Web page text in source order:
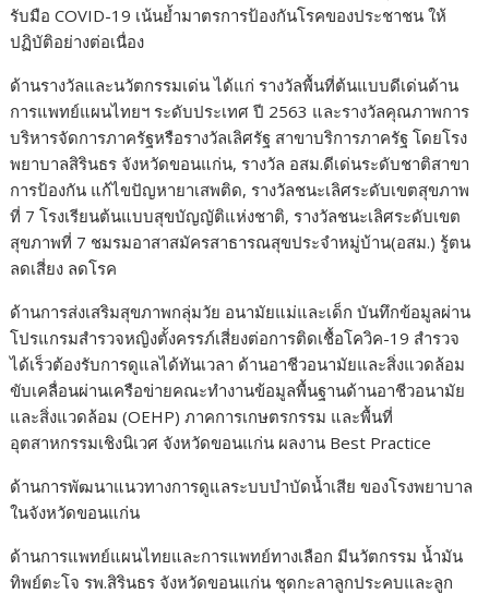
รับมือ COVID-19 เน้นย้ำมาตรการป้องกันโรคของประชาชน ให้
ปฏิบัติอย่างต่อเนื่อง
ด้านรางวัลและนวัตกรรมเด่น ได้แก่ รางวัลพื้นที่ต้นแบบดีเด่นด้าน
การแพทย์แผนไทยฯ ระดับประเทศ ปี 2563 และรางวัลคุณภาพการ
บริหารจัดการภาครัฐหรือรางวัลเลิศรัฐ สาขาบริการภาครัฐ โดยโรง
พยาบาลสิรินธร จังหวัดขอนแก่น, รางวัล อสม.ดีเด่นระดับชาติสาขา
การป้องกัน แก้ไขปัญหายาเสพติด, รางวัลชนะเลิศระดับเขตสุขภาพ
ที่ 7 โรงเรียนต้นแบบสุขบัญญัติแห่งชาติ, รางวัลชนะเลิศระดับเขต
สุขภาพที่ 7 ชมรมอาสาสมัครสาธารณสุขประจำหมู่บ้าน(อสม.) รู้ตน
ลดเสี่ยง ลดโรค
ด้านการส่งเสริมสุขภาพกลุ่มวัย อนามัยแม่และเด็ก บันทึกข้อมูลผ่าน
โปรแกรมสำรวจหญิงตั้งครรภ์เสี่ยงต่อการติดเชื้อโควิค-19 สำรวจ
ได้เร็วต้องรับการดูแลได้ทันเวลา ด้านอาชีวอนามัยและสิ่งแวดล้อม
ขับเคลื่อนผ่านเครือข่ายคณะทำงานข้อมูลพื้นฐานด้านอาชีวอนามัย
และสิ่งแวดล้อม (OEHP) ภาคการเกษตรกรรม และพื้นที่
อุตสาหกรรมเชิงนิเวศ จังหวัดขอนแก่น ผลงาน Best Practice
ด้านการพัฒนาแนวทางการดูแลระบบบำบัดน้ำเสีย ของโรงพยาบาล
ในจังหวัดขอนแก่น
ด้านการแพทย์แผนไทยและการแพทย์ทางเลือก มีนวัตกรรม น้ำมัน
ทิพย์ตะโจ รพ.สิรินธร จังหวัดขอนแก่น ชุดกะลาลูกประคบและลูก